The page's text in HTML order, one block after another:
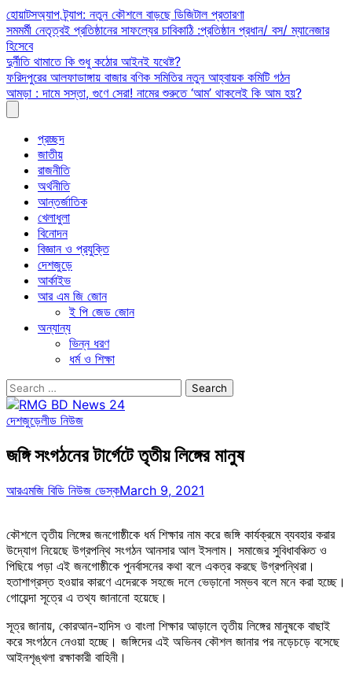
Skip
to
content
হোয়াটসঅ্যাপ ট্র্যাপ: নতুন কৌশলে বাড়ছে ডিজিটাল প্রতারণা
সমমর্মী নেতৃত্বই প্রতিষ্ঠানের সাফল্যের চাবিকাঠি :প্রতিষ্ঠান প্রধান/ বস/ ম্যানেজার
হিসেবে
দুর্নীতি থামাতে কি শুধু কঠোর আইনই যথেষ্ট?
ফরিদপুরের আলফাডাঙ্গায় বাজার বণিক সমিতির নতুন আহ্বায়ক কমিটি গঠন
আমড়া : দামে সস্তা, গুণে সেরা! নামের শুরুতে ‘আম’ থাকলেই কি আম হয়?
প্রচ্ছদ
জাতীয়
রাজনীতি
অর্থনীতি
আন্তর্জাতিক
খেলাধুলা
বিনোদন
বিজ্ঞান ও প্রযুক্তি
দেশজুড়ে
আর্কাইভ
আর এম জি জোন
ই পি জেড জোন
অন্যান্য
ভিন্ন ধরণ
ধর্ম ও শিক্ষা
Search
for:
দেশজুড়েলীড নিউজ
জঙ্গি সংগঠনের টার্গেটে তৃতীয় লিঙ্গের মানুষ
আরএমজি বিডি নিউজ ডেস্কMarch 9, 2021
কৌশলে তৃতীয় লিঙ্গের জনগোষ্ঠীকে ধর্ম শিক্ষার নাম করে জঙ্গি কার্যক্রমে ব্যবহার করার
উদ্যোগ নিয়েছে উগ্রপন্থি সংগঠন আনসার আল ইসলাম। সমাজের সুবিধাবঞ্চিত ও
পিছিয়ে পড়া এই জনগোষ্ঠীকে পুনর্বাসনের কথা বলে একত্র করছে উগ্রপন্থিরা।
হতাশাগ্রস্ত হওয়ার কারণে এদেরকে সহজে দলে ভেড়ানো সম্ভব বলে মনে করা হচ্ছে।
গোয়েন্দা সূত্রে এ তথ্য জানানো হয়েছে।
সূত্র জানায়, কোরআন-হাদিস ও বাংলা শিক্ষার আড়ালে তৃতীয় লিঙ্গের মানুষকে বাছাই
করে সংগঠনে নেওয়া হচ্ছে। জঙ্গিদের এই অভিনব কৌশল জানার পর নড়েচড়ে বসেছে
আইনশৃঙ্খলা রক্ষাকারী বাহিনী।